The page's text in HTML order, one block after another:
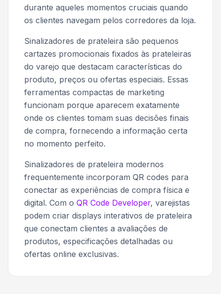
durante aqueles momentos cruciais quando
os clientes navegam pelos corredores da loja.
Sinalizadores de prateleira são pequenos
cartazes promocionais fixados às prateleiras
do varejo que destacam características do
produto, preços ou ofertas especiais. Essas
ferramentas compactas de marketing
funcionam porque aparecem exatamente
onde os clientes tomam suas decisões finais
de compra, fornecendo a informação certa
no momento perfeito.
Sinalizadores de prateleira modernos
frequentemente incorporam QR codes para
conectar as experiências de compra física e
digital. Com o QR Code Developer, varejistas
podem criar displays interativos de prateleira
que conectam clientes a avaliações de
produtos, especificações detalhadas ou
ofertas online exclusivas.